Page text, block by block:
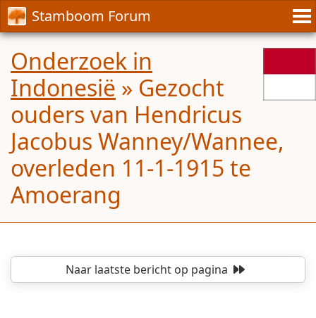
Stamboom Forum
Onderzoek in
Indonesië » Gezocht
ouders van Hendricus
Jacobus Wanney/Wannee,
overleden 11-1-1915 te
Amoerang
Naar laatste berichtop pagina